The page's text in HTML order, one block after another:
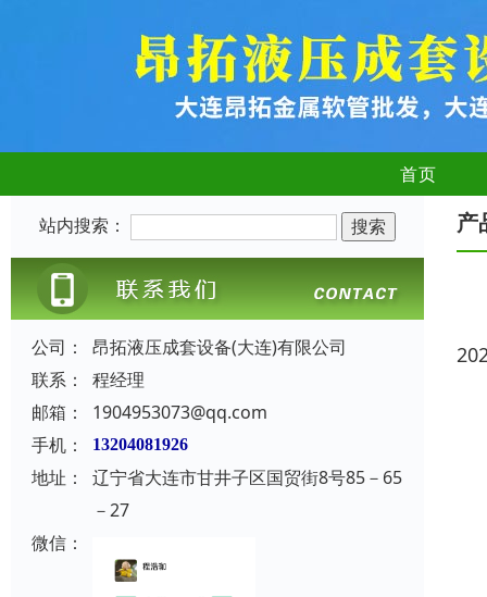
首页
站内搜索：
公司：
昂拓液压成套设备(大连)有限公司
联系：
程经理
邮箱：
1904953073@qq.com
手机：
13204081926
地址：
辽宁省大连市甘井子区国贸街8号85－65
－27
微信：
产